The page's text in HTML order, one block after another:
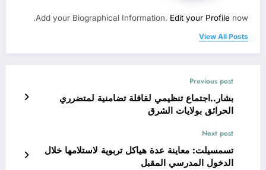
Add your Biographical Information. Edit your Profile now.
View All Posts
Previous post
بشار..اجتماع تنظيمي لقافلة تضامنية لمتضرري
الحرائق بولايات الشرق
Next post
تسمسيلت: معاينة عدة هياكل تربوية لاستلامها خلال
الدخول المدرسي المقبل